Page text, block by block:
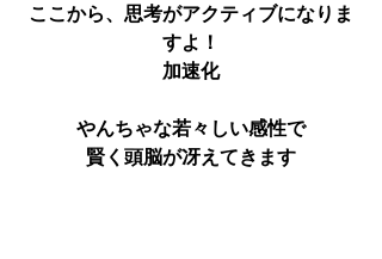
ここから、思考がアクティブになりま
すよ！
加速化
やんちゃな若々しい感性で
賢く頭脳が冴えてきます